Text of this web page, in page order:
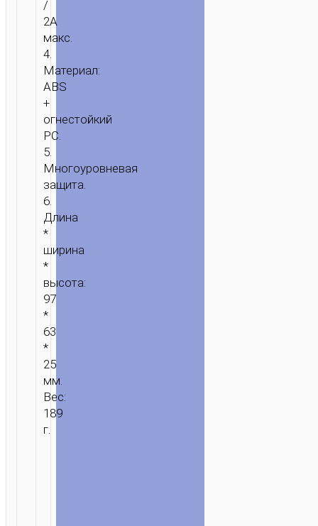
/
2A
макс.
4.
Материал:
ABS
+
огнестойкий
PC.
5.
Многоуровневая
защита.
6.
Длина
*
ширина
*
высота:
97
*
63
*
25
мм.
Вес:
189
г.